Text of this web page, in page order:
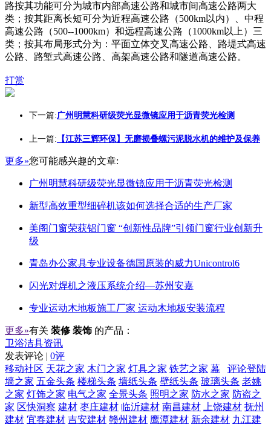
路按其功能可分为城市内部高速公路和城市间高速公路两大
类；按其距离长短可分为近程高速公路（500km以内）、中程
高速公路（500--1000km）和远程高速公路（1000km以上）三
类；按其布局形式分为：平面立体交叉高速公路、路堤式高速
公路、路堑式高速公路、高架高速公路和隧道高速公路。
打赏
下一篇:广州明慧科研级荧光显微镜应用于沥青荧光检测
上一篇: 【江苏三辉环保】无磨损叠螺污泥脱水机的维护及保养
更多»您可能感兴趣的文章:
广州明慧科研级荧光显微镜应用于沥青荧光检测
新型高效重型细碎机该如何选择合适的生产厂家
美阁门窗荣获铝门窗 “创新性品牌”引领门窗行业创新升
级
青岛办公家具专业设备德国原装的威力Unicontrol6
闪光对焊机之液压系统介绍—苏州安嘉
专业运动木地板施工厂家 运动木地板安装流程
更多»有关 装修 装饰 的产品：
卫浴洁具资讯
发表评论 | 0评
评论登陆
移动社区 天花之家 木门之家 灯具之家 铁艺之家 幕
墙之家 五金头条 楼梯头条 墙纸头条 壁纸头条 玻璃头条 老姚
之家 灯饰之家 电气之家 全景头条 照明之家 防水之家 防盗之
家 区快洞察 建材 枣庄建材 临沂建材 南昌建材 上饶建材 抚州
建材 宜春建材 吉安建材 赣州建材 鹰潭建材 新余建材 九江建